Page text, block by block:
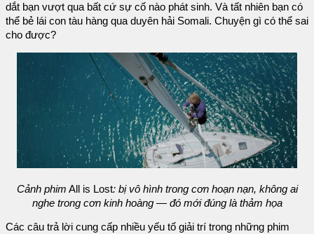
dắt bạn vượt qua bất cứ sự cố nào phát sinh. Và tất nhiên bạn có
thể bẻ lái con tàu hàng qua duyên hải Somali. Chuyện gì có thể sai
cho được?
Cảnh phim All is Lost: bị vô hình trong cơn hoạn nạn, không ai
nghe trong cơn kinh hoàng — đó mới đúng là thảm họa
Các câu trả lời cung cấp nhiều yếu tố giải trí trong những phim